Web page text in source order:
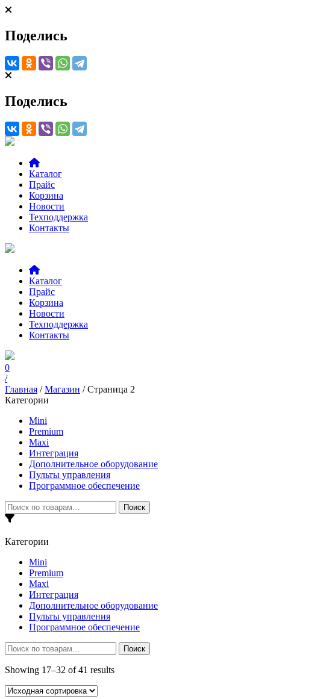
Поделись
Поделись
Каталог
Прайс
Корзина
Новости
Техподдержка
Контакты
Каталог
Прайс
Корзина
Новости
Техподдержка
Контакты
0
/
Главная /Магазин / Страница 2
Категории
Mini
Premium
Maxi
Интеграция
Дополнительное оборудование
Пульты управления
Программное обеспечение
Искать:
Поиск
Категории
Mini
Premium
Maxi
Интеграция
Дополнительное оборудование
Пульты управления
Программное обеспечение
Искать:
Поиск
Showing 17–32 of 41 results